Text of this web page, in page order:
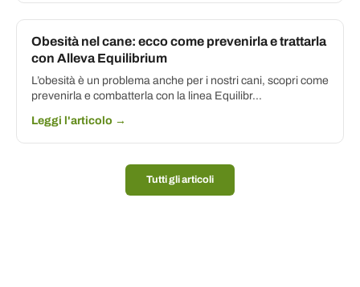
Obesità nel cane: ecco come prevenirla e trattarla
con Alleva Equilibrium
L’obesità è un problema anche per i nostri cani, scopri come
prevenirla e combatterla con la linea Equilibr...
Leggi l'articolo →
Tutti gli articoli